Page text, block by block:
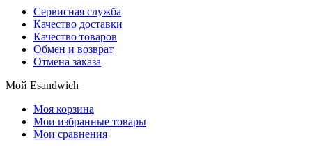
Сервисная служба
Качество доставки
Качество товаров
Обмен и возврат
Отмена заказа
Мой Esandwich
Моя корзина
Мои избранные товары
Мои сравнения